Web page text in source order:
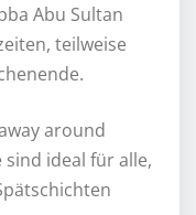
Abu Sultan
teilweise
around
sind ideal für alle,